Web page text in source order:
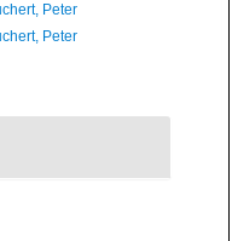
Peter
Peter